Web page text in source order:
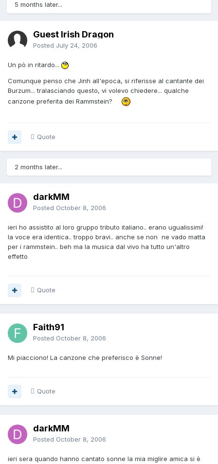
5 months later...
Guest Irish Dragon
Posted July 24, 2006
Un pò in ritardo...
Comunque penso che Jinh all'epoca, si riferisse al cantante dei
Burzum... tralasciando questo, vi volevo chiedere... qualche
canzone preferita dei Rammstein?
Quote
2 months later...
darkMM
Posted October 8, 2006
ieri ho assistito al loro gruppo tributo italiano.. erano ugualissimi!
la voce era identica.. troppo bravi.. anche se non ne vado matta
per i rammstein.. beh ma la musica dal vivo ha tutto un'altro
effetto
Quote
Faith91
Posted October 8, 2006
Mi piacciono! La canzone che preferisco è Sonne!
Quote
darkMM
Posted October 8, 2006
ieri sera quando hanno cantato sonne la mia miglire amica si è